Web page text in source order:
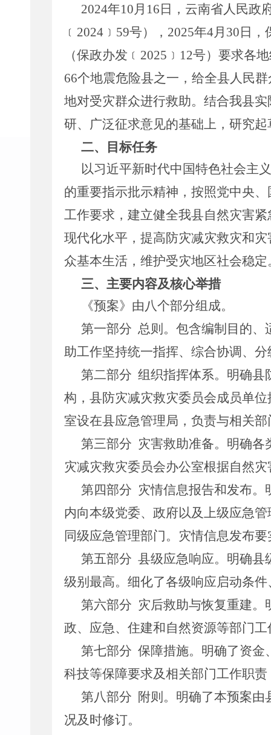
2024年10月 16 日，云南省人民政
﹝ 2024 ﹞ 59号）， 2025年4月 30 日，
（保政办发﹝ 2025 ﹞ 12号）要求各
66个地震危险县之一，给全县人民
地对受灾群众进行救助。结合我县
研、广泛征求意见的基础上，研究
二、目标任务
以习近平新时代中国特色社会主
的重要指示批示精神，按照党中央
工作要求，建立健全我县自然灾害
现代化水平，提高防灾减灾救灾和
众基本生活，维护受灾地区社会稳定
三、主要内容及核心举措
《预案》由八个部分组成。
第一部分 总则。 包含编制目的、
助工作坚持统一指挥、综合协调、
第二部分 组织指挥体系。 明确县
构，县防灾减灾救灾委员会成员单
室设在县应急管理局，负责与相关
第三部分 灾害救助准备。 明确各
灾减灾救灾委员会办公室根据自然
第四部分 灾情信息报告和发布。
内向本级党委、政府以及上级应急
同级应急管理部门。灾情信息发布
第五部分 县级应急响应。 明确县
级别最高。细化了各级响应启动条
第六部分 灾后救助与恢复重建。
政、应急、住建和自然资源等部门工
第七部分 保障措施。 明确了资金
科技等保障要求及相关部门工作职
第八部分 附则。 明确了本预案由
况及时修订。